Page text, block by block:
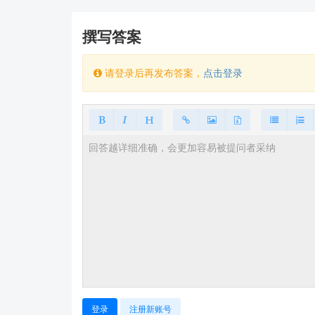
}
}
response = requests.post(url,
if response.status_code == 200:
    print("WiFi配置成功更新")
希望这些信息能帮助到您！如果还有其他问题，
撰写答案
请登录后再发布答案， 点击登录
登录 注册新账号